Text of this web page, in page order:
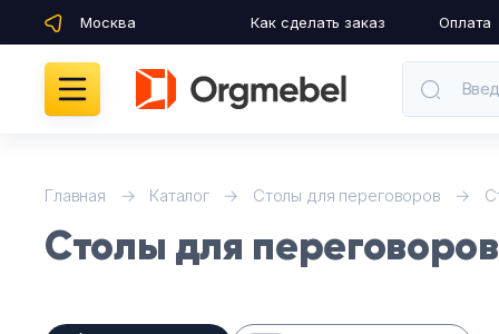
Главная Каталог Столы для переговоров
Столы для
Москва Оплата
Как сделать заказ
Кабинеты руководителя
Мебель для персонала